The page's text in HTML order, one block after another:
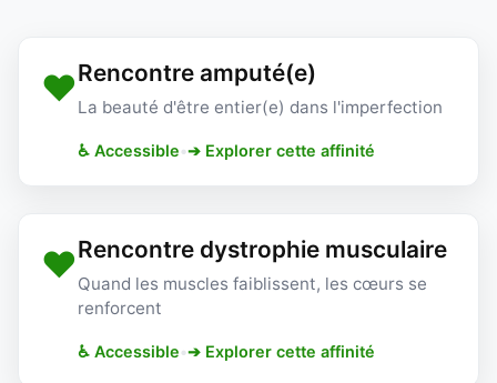
❤️Rencontre amputé(e)
La beauté d'être entier(e) dans l'imperfection
♿ Accessible•➔ Explorer cette affinité
❤️Rencontre dystrophie musculaire
Quand les muscles faiblissent, les cœurs se
renforcent
♿ Accessible•➔ Explorer cette affinité